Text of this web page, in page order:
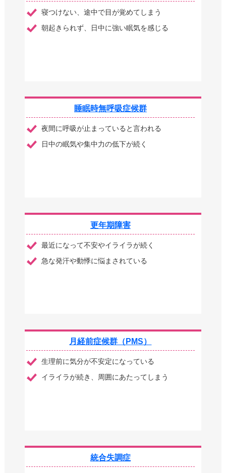
寝つけない、途中で目が覚めてしまう
朝起きられず、日中に強い眠気を感じる
睡眠時無呼吸症候群
夜間に呼吸が止まっていると言われる
日中の眠気や集中力の低下が続く
更年期障害
最近になって不安やイライラが続く
急な発汗や動悸に悩まされている
月経前症候群（PMS）
生理前に気分が不安定になっている
イライラが続き、周囲にあたってしまう
統合失調症